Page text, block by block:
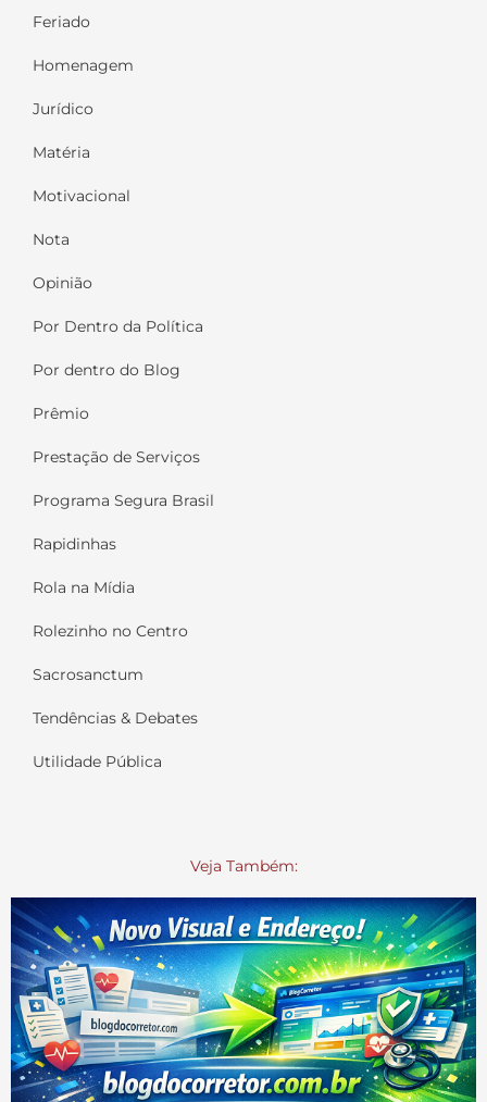
Feriado
Homenagem
Jurídico
Matéria
Motivacional
Nota
Opinião
Por Dentro da Política
Por dentro do Blog
Prêmio
Prestação de Serviços
Programa Segura Brasil
Rapidinhas
Rola na Mídia
Rolezinho no Centro
Sacrosanctum
Tendências & Debates
Utilidade Pública
Veja Também: